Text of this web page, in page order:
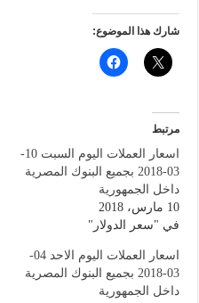
شارك هذا الموضوع:
مرتبط
اسعار العملات اليوم السبت 10-
03-2018 بجميع البنوك المصرية
داخل الجمهورية
10 مارس، 2018
في "سعر الدولار"
اسعار العملات اليوم الاحد 04-
03-2018 بجميع البنوك المصرية
داخل الجمهورية